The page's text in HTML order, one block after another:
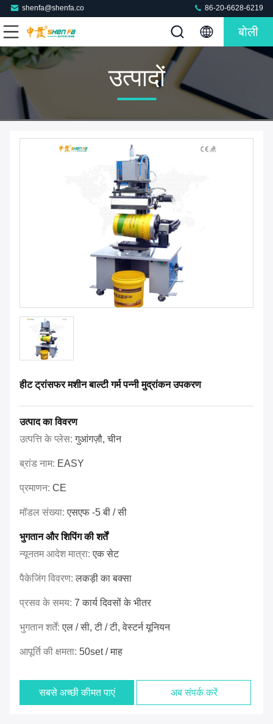
shenfa@shenfa.co 86-20-6628-6219
बोली
उत्पादों
हीट ट्रांसफर मशीन बाल्टी गर्म पन्नी मुद्रांकन उपकरण
उत्पाद का विवरण
उत्पत्ति के प्लेस:गुआंगज़ौ, चीन
ब्रांड नाम: EASY
प्रमाणन: CE
मॉडल संख्या:एसएफ -5 बी / सी
भुगतान और शिपिंग की शर्तें
न्यूनतम आदेश मात्रा:एक सेट
पैकेजिंग विवरण:लकड़ी का बक्सा
प्रसव के समय: 7 कार्य दिवसों के भीतर
भुगतान शर्तें:एल / सी, टी / टी, वेस्टर्न यूनियन
आपूर्ति की क्षमता: 50set / माह
सबसे अच्छी कीमत पाएं अब संपर्क करें